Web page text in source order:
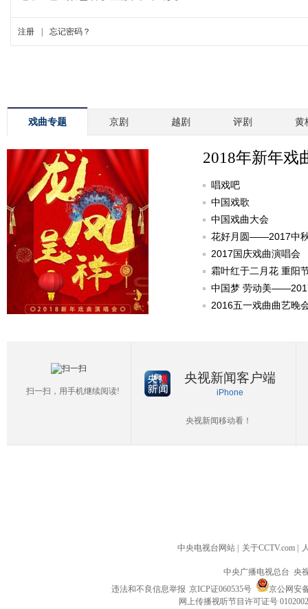
戏曲专题 京剧 越剧 评剧 黄
2018年新年戏
唱戏吧
中国戏歌
中国戏曲大会
花好月圆——2017中
2017国庆戏曲演唱会
霜叶红于二月花 重阳
中国梦 劳动美
2016五一戏曲曲艺晚
扫一扫，用手机继续阅读!
央视新闻客户端
iPhone
央视新闻移动看！
中央电视台网站 关于CCTV.com
中央广播电视总台 央
违法和不良信息举报 京ICP证060535号
京公网安
网上传播视听节目许可证号